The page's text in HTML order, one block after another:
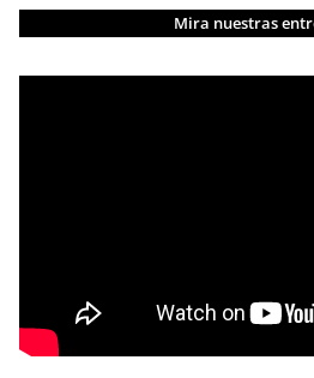
Mira nuestras